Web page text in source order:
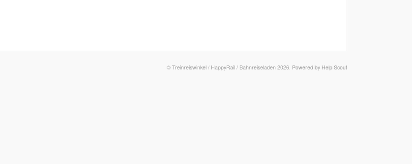
© Treinreiswinkel / HappyRail / Bahnreiseladen 2026. Powered by Help Scout